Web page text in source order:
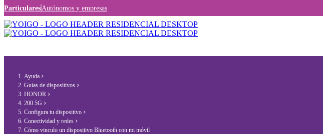
Particulares Autónomos y empresas
Ayuda
Guías de dispositivos
HONOR
200 5G
Configura tu dispositivo
Conectividad y redes
Cómo vinculo un dispositivo Bluetooth con mi móvil